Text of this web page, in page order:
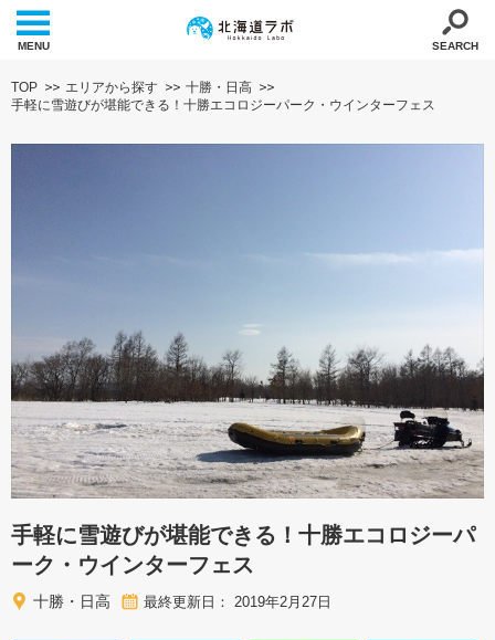
MENU SEARCH
TOP エリアから探す
十勝・日高
手軽に雪遊びが堪能できる！十勝エコロジーパーク・ウインターフェス
手軽に雪遊びが堪能できる！十勝エコロジーパ
ーク・ウインターフェス
十勝・日高 最終更新日： 2019年2月27日